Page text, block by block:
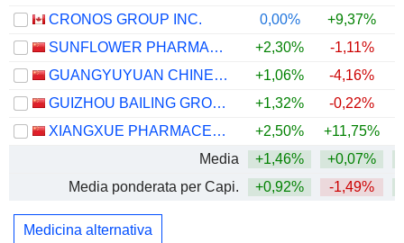
CRONOS GROUP INC.
0,00% +9,37%
SUNFLOWER PHARMACEUTICAL GROUP CO., LTD.
+2,30% -1,11%
GUANGYUYUAN CHINESE HERBAL MEDICINE CO., LTD.
+1,06% -4,16%
GUIZHOU BAILING GROUP PHARMACEUTICAL CO., LTD.
+1,32% -0,22%
XIANGXUE PHARMACEUTICAL CO.,LTD.
+2,50% +11,75%
Media
+1,46% +0,07%
Media ponderata per Capi.
+0,92% -1,49%
Medicina alternativa